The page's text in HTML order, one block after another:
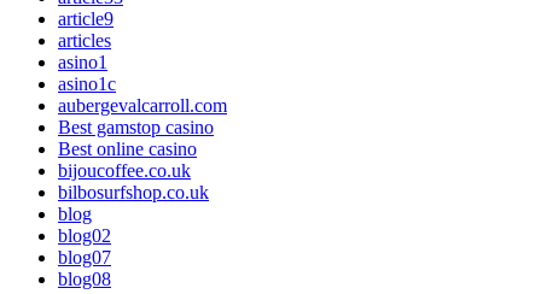
article9
articles
asino1
asino1c
aubergevalcarroll.com
Best gamstop casino
Best online casino
bijoucoffee.co.uk
bilbosurfshop.co.uk
blog
blog02
blog07
blog08